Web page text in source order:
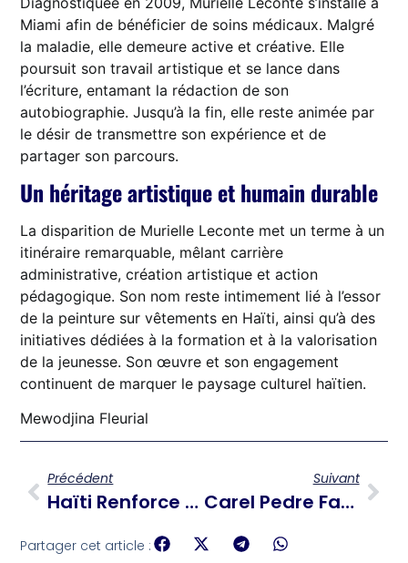
Miami afin de bénéficier de soins médicaux. Malgré
la maladie, elle demeure active et créative. Elle
poursuit son travail artistique et se lance dans
l’écriture, entamant la rédaction de son
autobiographie. Jusqu’à la fin, elle reste animée par
le désir de transmettre son expérience et de
partager son parcours.
Un héritage artistique et humain durable
La disparition de Murielle Leconte met un terme à un
itinéraire remarquable, mêlant carrière
administrative, création artistique et action
pédagogique. Son nom reste intimement lié à l’essor
de la peinture sur vêtements en Haïti, ainsi qu’à des
initiatives dédiées à la formation et à la valorisation
de la jeunesse. Son œuvre et son engagement
continuent de marquer le paysage culturel haïtien.
Mewodjina Fleurial
Précédent
Haïti Renforce Sa Sécurité : La PNH Reçoit 25 Véhicules Blindés Grâce Au Soutien Des États-Unis
Suivant
Carel Pedre Face À La Déportation : La Chute Brutale D’un Pilier De La Culture Médiatique Haïtienne
Partager cet article :